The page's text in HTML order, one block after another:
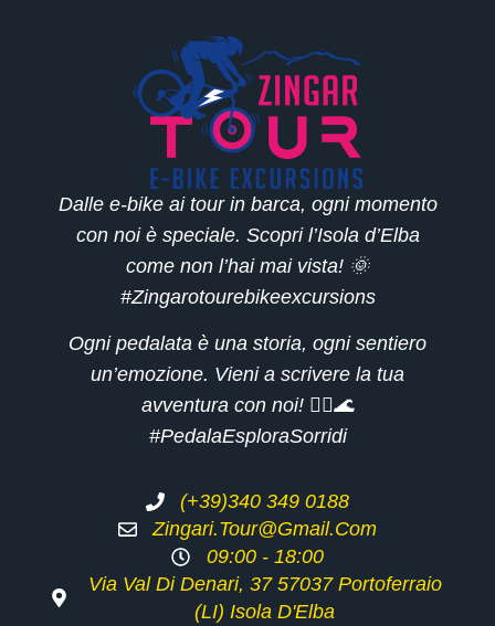
Dalle e-bike ai tour in barca, ogni momento
con noi è speciale. Scopri l’Isola d’Elba
come non l’hai mai vista! 🌞
#Zingarotourebikeexcursions
Ogni pedalata è una storia, ogni sentiero
un’emozione. Vieni a scrivere la tua
avventura con noi! 🚴‍♂️🌊
#PedalaEsploraSorridi
(+39)340 349 0188
Zingari.tour@gmail.com
09:00 - 18:00
Via Val Di Denari, 37 57037 Portoferraio
(LI) Isola D'Elba